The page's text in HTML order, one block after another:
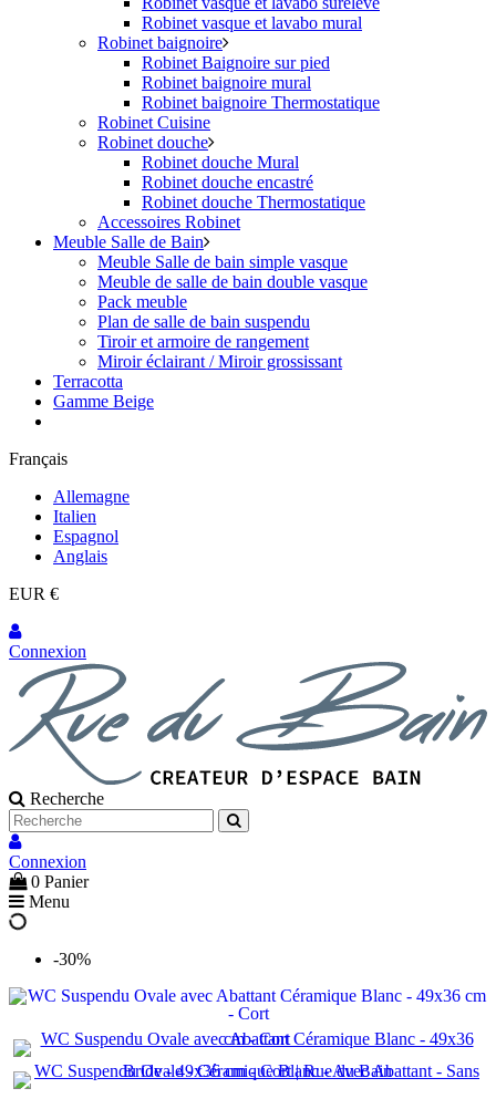
Robinet vasque et lavabo mural
Robinet baignoire
Robinet Baignoire sur pied
Robinet baignoire mural
Robinet baignoire Thermostatique
Robinet Cuisine
Robinet douche
Robinet douche Mural
Robinet douche encastré
Robinet douche Thermostatique
Accessoires Robinet
Meuble Salle de Bain
Meuble Salle de bain simple vasque
Meuble de salle de bain double vasque
Pack meuble
Plan de salle de bain suspendu
Tiroir et armoire de rangement
Miroir éclairant / Miroir grossissant
Terracotta
Gamme Beige
Français
Allemagne
Italien
Espagnol
Anglais
EUR €
Connexion
Recherche
Connexion
0 Panier
Menu
-30%